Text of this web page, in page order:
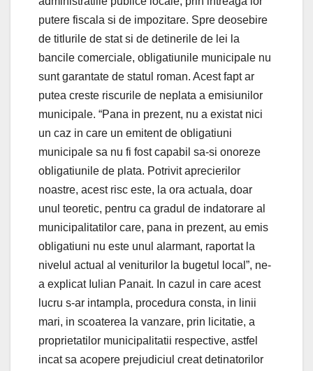
putere fiscala si de impozitare. Spre deosebire
de titlurile de stat si de detinerile de lei la
bancile comerciale, obligatiunile municipale nu
sunt garantate de statul roman. Acest fapt ar
putea creste riscurile de neplata a emisiunilor
municipale. “Pana in prezent, nu a existat nici
un caz in care un emitent de obligatiuni
municipale sa nu fi fost capabil sa-si onoreze
obligatiunile de plata. Potrivit aprecierilor
noastre, acest risc este, la ora actuala, doar
unul teoretic, pentru ca gradul de indatorare al
municipalitatilor care, pana in prezent, au emis
obligatiuni nu este unul alarmant, raportat la
nivelul actual al veniturilor la bugetul local”, ne-
a explicat Iulian Panait. In cazul in care acest
lucru s-ar intampla, procedura consta, in linii
mari, in scoaterea la vanzare, prin licitatie, a
proprietatilor municipalitatii respective, astfel
incat sa acopere prejudiciul creat detinatorilor